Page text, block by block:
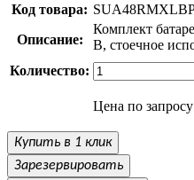
Код товара:
Описание:
Комплект
В, стоечное
Количество:
Цена по запросу
Купить в 1 клик
Зарезервировать